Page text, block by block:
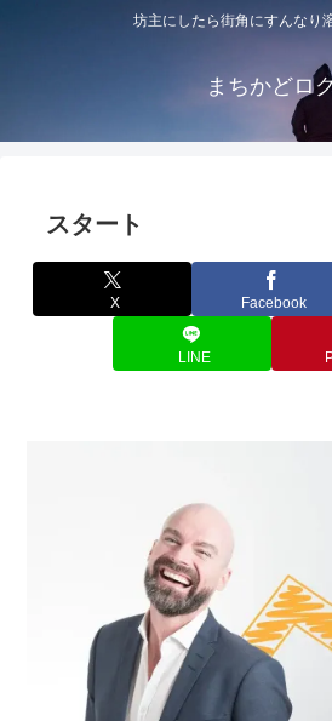
坊主にしたら街角にすんなり
まちかどロ
スタート
X Facebook
LINE